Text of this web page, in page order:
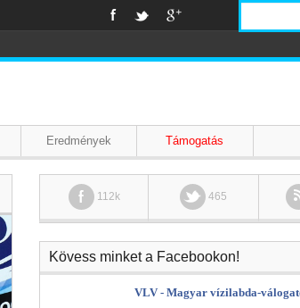
Eredmények Támogatás
112k 465
Kövess minket a Facebookon!
VLV - Magyar vízilabda-